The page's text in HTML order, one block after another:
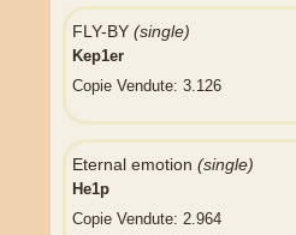
FLY-BY (single)
Kep1er
Copie Vendute: 3.126
Eternal emotion (single)
He1p
Copie Vendute: 2.964